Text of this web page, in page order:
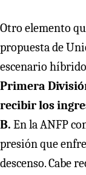
Otro elemento
propuesta de
escenario
Primera
recibir los
B. En la ANFP
presión que
descenso. Cabe